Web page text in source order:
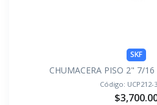
SKF
CHUMACERA PISO 2" 7/
Código: UCP212-